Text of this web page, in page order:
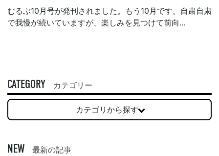
むるぶ10月号が発刊されました。もう10月です。自粛自粛
で我慢が続いていますが、楽しみを見つけて前向...
CATEGORY カテゴリー
カテゴリから探す
NEW 最新の記事